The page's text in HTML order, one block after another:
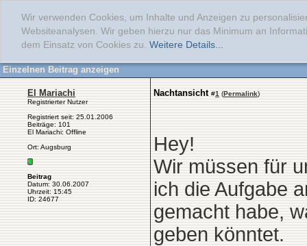
Wir verwenden Cookies, um Inhalte und Anzeigen zu
Websiteanalysen. Wir geben hierzu nur das Minimum an
dem Einsatz von Cookies zu. Weitere Details...
Einzelnen Beitrag anzeigen
El Mariachi
Registrierter Nutzer
Registriert seit: 25.01.2006
Beiträge: 101
El Mariachi: Offline
Ort: Augsburg
Beitrag
Datum: 30.06.2007
Uhrzeit: 15:45
ID: 24677
Nachtansicht #1 (Permalink)
Hey!
Wir müssen für
ich die Aufgabe
gemacht habe,
geben könntet.